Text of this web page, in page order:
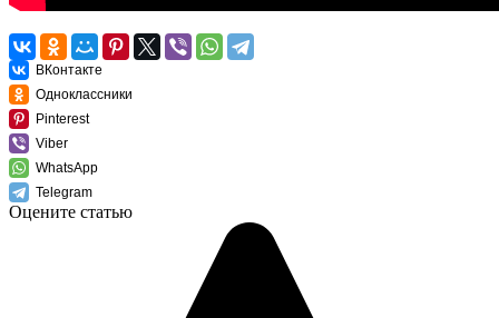
ВКонтакте
Одноклассники
Pinterest
Viber
WhatsApp
Telegram
Оцените статью